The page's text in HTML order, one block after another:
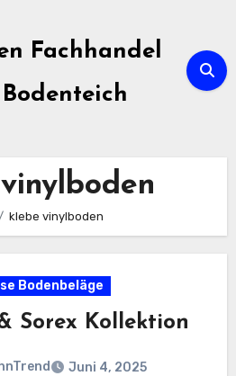
Fachhandel
klebe vinylboden
Bodenbeläge
Sorex Kollektion
Juni 4, 2025